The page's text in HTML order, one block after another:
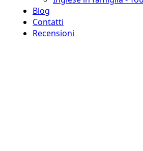
Blog
Contatti
Recensioni